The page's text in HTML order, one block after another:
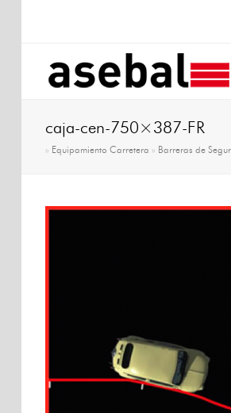
caja-cen-750×387-FR
» Equipamiento Carretera » Barreras de